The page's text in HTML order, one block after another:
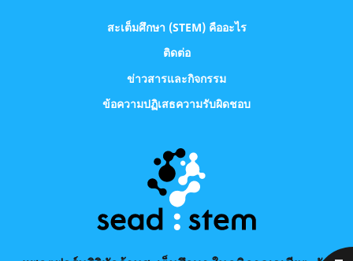
สะเต็มศึกษา (STEM) คืออะไร
ติดต่อ
ข่าวสารและกิจกรรม
ข้อความปฏิเสธความรับผิดชอบ